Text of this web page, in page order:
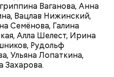
Ваганова, Анна
Вацлав Нижинский,
Семёнова, Галина
Алла Шелест, Ирина
Рудольф
Ульяна Лопаткина,
Захарова.
детектив в некое
развлечений со
(Томми Ли Джонс, Джим
О'Доннелл и другие).
— блондин Килмер и
мрачному герою
В контексте